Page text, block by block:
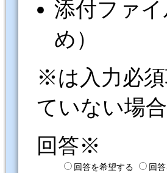
添付ファ
め）
※は入力必
ていない場
回答※
回答を希望する 回